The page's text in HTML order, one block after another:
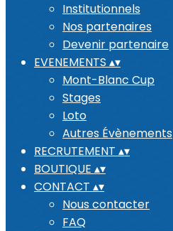
Institutionnels
Nos partenaires
Devenir partenaire
EVENEMENTS ▴▾
Mont-Blanc Cup
Stages
Loto
Autres Évènements
RECRUTEMENT ▴▾
BOUTIQUE ▴▾
CONTACT ▴▾
Nous contacter
FAQ